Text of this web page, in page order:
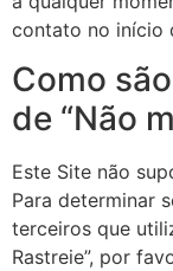
contato no início
Como
de “Não
Este Site não
Para determinar
terceiros que
Rastreie”, por